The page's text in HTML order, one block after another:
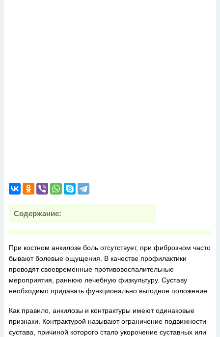
Содержание:
При костном анкилозе боль отсутствует, при фиброзном часто
бывают болевые ощущения. В качестве профилактики
проводят своевременные противовоспалительные
мероприятия, раннюю лечебную физкультуру. Суставу
необходимо придавать функционально выгодное положение.
Как правило, анкилозы и контрактуры имеют одинаковые
признаки. Контрактурой называют ограничение подвижности
сустава, причиной которого стало укорочение суставных или